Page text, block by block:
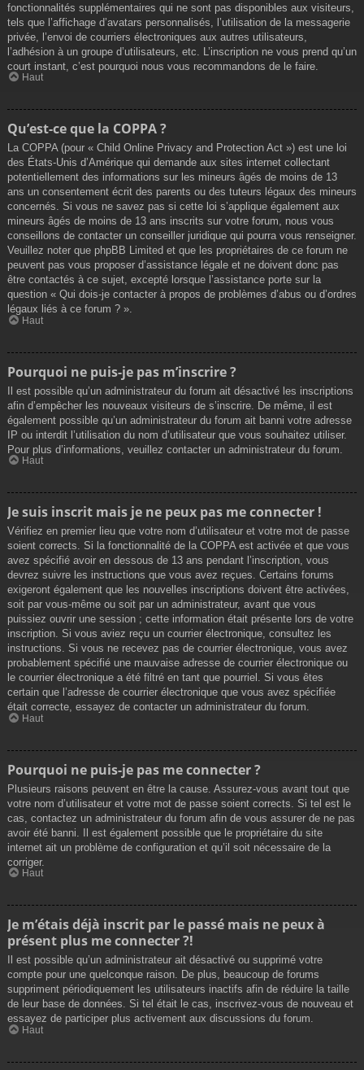
fonctionnalités supplémentaires qui ne sont pas disponibles aux visiteurs,
tels que l’affichage d’avatars personnalisés, l’utilisation de la messagerie
privée, l’envoi de courriers électroniques aux autres utilisateurs,
l’adhésion à un groupe d’utilisateurs, etc. L’inscription ne vous prend qu’un
court instant, c’est pourquoi nous vous recommandons de le faire.
Haut
Qu’est-ce que la COPPA ?
La COPPA (pour « Child Online Privacy and Protection Act ») est une loi
des États-Unis d’Amérique qui demande aux sites internet collectant
potentiellement des informations sur les mineurs âgés de moins de 13
ans un consentement écrit des parents ou des tuteurs légaux des mineurs
concernés. Si vous ne savez pas si cette loi s’applique également aux
mineurs âgés de moins de 13 ans inscrits sur votre forum, nous vous
conseillons de contacter un conseiller juridique qui pourra vous renseigner.
Veuillez noter que phpBB Limited et que les propriétaires de ce forum ne
peuvent pas vous proposer d’assistance légale et ne doivent donc pas
être contactés à ce sujet, excepté lorsque l’assistance porte sur la
question « Qui dois-je contacter à propos de problèmes d’abus ou d’ordres
légaux liés à ce forum ? ».
Haut
Pourquoi ne puis-je pas m’inscrire ?
Il est possible qu’un administrateur du forum ait désactivé les inscriptions
afin d’empêcher les nouveaux visiteurs de s’inscrire. De même, il est
également possible qu’un administrateur du forum ait banni votre adresse
IP ou interdit l’utilisation du nom d’utilisateur que vous souhaitez utiliser.
Pour plus d’informations, veuillez contacter un administrateur du forum.
Haut
Je suis inscrit mais je ne peux pas me connecter !
Vérifiez en premier lieu que votre nom d’utilisateur et votre mot de passe
soient corrects. Si la fonctionnalité de la COPPA est activée et que vous
avez spécifié avoir en dessous de 13 ans pendant l’inscription, vous
devrez suivre les instructions que vous avez reçues. Certains forums
exigeront également que les nouvelles inscriptions doivent être activées,
soit par vous-même ou soit par un administrateur, avant que vous
puissiez ouvrir une session ; cette information était présente lors de votre
inscription. Si vous aviez reçu un courrier électronique, consultez les
instructions. Si vous ne recevez pas de courrier électronique, vous avez
probablement spécifié une mauvaise adresse de courrier électronique ou
le courrier électronique a été filtré en tant que pourriel. Si vous êtes
certain que l’adresse de courrier électronique que vous avez spécifiée
était correcte, essayez de contacter un administrateur du forum.
Haut
Pourquoi ne puis-je pas me connecter ?
Plusieurs raisons peuvent en être la cause. Assurez-vous avant tout que
votre nom d’utilisateur et votre mot de passe soient corrects. Si tel est le
cas, contactez un administrateur du forum afin de vous assurer de ne pas
avoir été banni. Il est également possible que le propriétaire du site
internet ait un problème de configuration et qu’il soit nécessaire de la
corriger.
Haut
Je m’étais déjà inscrit par le passé mais ne peux à
présent plus me connecter ?!
Il est possible qu’un administrateur ait désactivé ou supprimé votre
compte pour une quelconque raison. De plus, beaucoup de forums
suppriment périodiquement les utilisateurs inactifs afin de réduire la taille
de leur base de données. Si tel était le cas, inscrivez-vous de nouveau et
essayez de participer plus activement aux discussions du forum.
Haut